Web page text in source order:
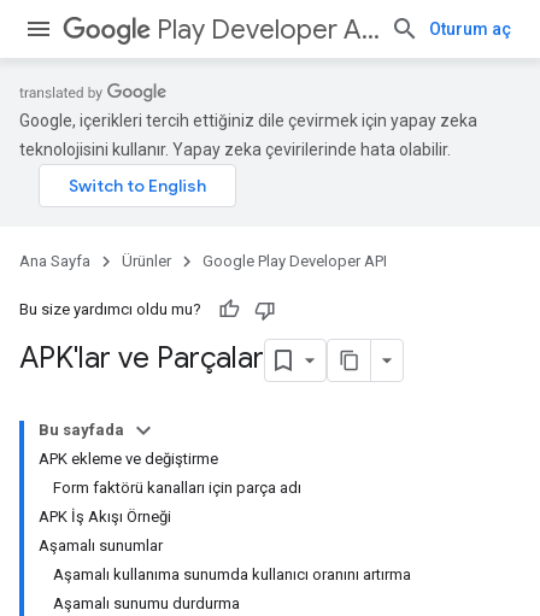
Play Developer API Oturum aç
Google, içerikleri tercih ettiğiniz dile çevirmek için yapay zeka
teknolojisini kullanır. Yapay zeka çevirilerinde hata olabilir.
Ana Sayfa Ürünler Google Play Developer API
Bu size yardımcı oldu mu?
APK'lar ve Parçalar
Bu sayfada
APK ekleme ve değiştirme
Form faktörü kanalları için parça adı
APK İş Akışı Örneği
Aşamalı sunumlar
Aşamalı kullanıma sunumda kullanıcı oranını artırma
Aşamalı sunumu durdurma